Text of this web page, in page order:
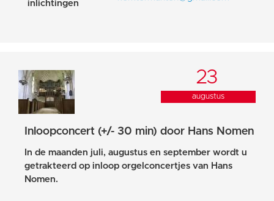
inlichtingen
23
augustus
Inloopconcert (+/- 30 min) door Hans Nomen
In de maanden juli, augustus en september wordt u
getrakteerd op inloop orgelconcertjes van Hans
Nomen.